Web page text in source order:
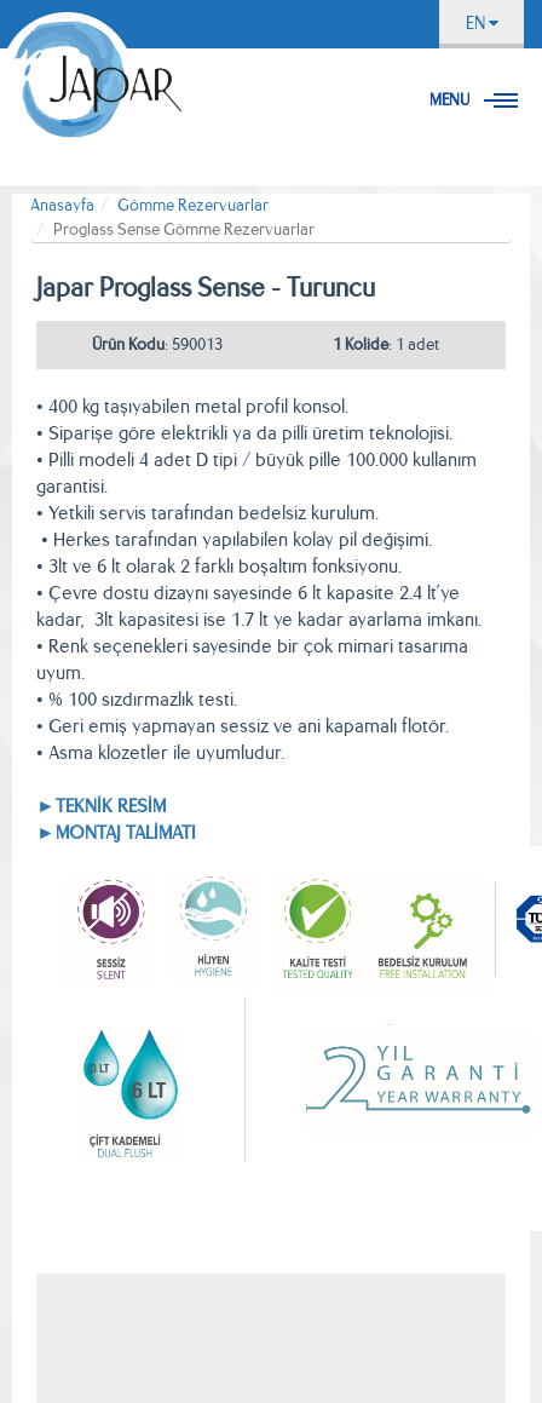
EN
MENU
Anasayfa
Gömme Rezervuarlar
Proglass Sense Gömme Rezervuarlar
Japar Proglass Sense - Turuncu
Ürün Kodu: 590013 1 Kolide: 1 adet
• 400 kg taşıyabilen metal profil konsol.
• Siparişe göre elektrikli ya da pilli üretim teknolojisi.
• Pilli modeli 4 adet D tipi / büyük pille 100.000 kullanım
garantisi.
• Yetkili servis tarafından bedelsiz kurulum.
• Herkes tarafından yapılabilen kolay pil değişimi.
• 3lt ve 6 lt olarak 2 farklı boşaltım fonksiyonu.
• Çevre dostu dizaynı sayesinde 6 lt kapasite 2.4 lt’ye
kadar, 3lt kapasitesi ise 1.7 lt ye kadar ayarlama imkanı.
• Renk seçenekleri sayesinde bir çok mimari tasarıma
uyum.
• % 100 sızdırmazlık testi.
• Geri emiş yapmayan sessiz ve ani kapamalı flotör.
• Asma klozetler ile uyumludur.
►TEKNİK RESİM
►MONTAJ TALİMATI